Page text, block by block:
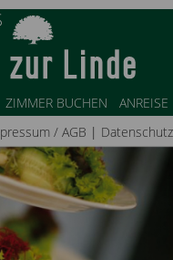
ZIMMER BUCHEN
ANREISE
/ AGB | Datenschutz